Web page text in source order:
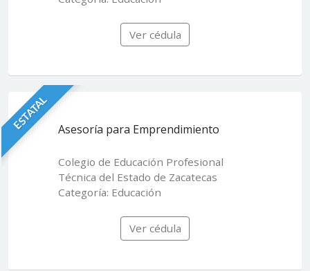
Ver cédula
ESTATAL Asesoría para Emprendimiento
Colegio de Educación Profesional
Técnica del Estado de Zacatecas
Categoría: Educación
Ver cédula